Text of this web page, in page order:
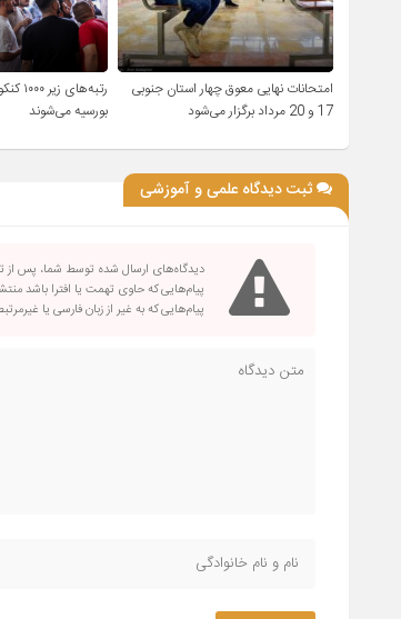
امتحانات نهایی معوق چهار استان جنوبی
17 و 20 مرداد برگزار می‌شود
بورسیه می‌شوند
ثبت دیدگاه علمی و آموزشی
دیدگاه‌های ارسال شده توسط شما، پس از
پیام‌هایی که حاوی تهمت یا افترا باشد
پیام‌هایی که به غیر از زبان فارسی یا